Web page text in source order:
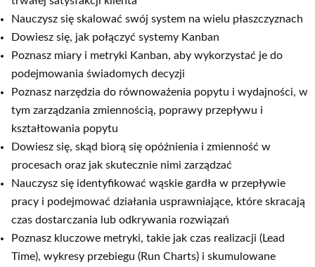
Nauczysz się skalować swój system na wielu płaszczyznach
Dowiesz się, jak połączyć systemy Kanban
Poznasz miary i metryki Kanban, aby wykorzystać je do
podejmowania świadomych decyzji
Poznasz narzędzia do równoważenia popytu i wydajności, w
tym zarządzania zmiennością, poprawy przepływu i
kształtowania popytu
Dowiesz się, skąd biorą się opóźnienia i zmienność w
procesach oraz jak skutecznie nimi zarządzać
Nauczysz się identyfikować wąskie gardła w przepływie
pracy i podejmować działania usprawniające, które skracają
czas dostarczania lub odkrywania rozwiązań
Poznasz kluczowe metryki, takie jak czas realizacji (Lead
Time), wykresy przebiegu (Run Charts) i skumulowane